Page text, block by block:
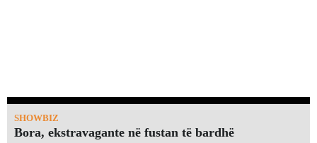
SHOWBIZ
Bora, ekstravagante në fustan të bardhë